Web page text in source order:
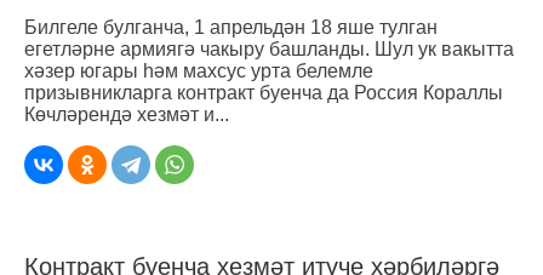
Билгеле булганча, 1 ап­рель­дән 18 яше тулган
егетләрне армиягә чакыру башланды. Шул ук вакытта
хәзер югары һәм махсус урта белемле
призывникларга контракт буенча да Россия Кораллы
Көчләрендә хезмәт и...
Контракт буенча хезмәт итүче хәрбиләргә